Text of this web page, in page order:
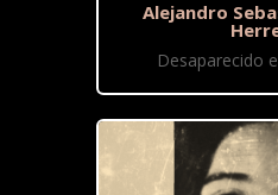
Alejandro
Desaparecido